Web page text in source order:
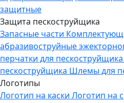
защитные
Защита пескоструйщика
Запасные части
абразивоструйные
перчатки для пескоструйщика
пескоструйщика Шлемы для
Логотипы
Логотип на каски Логотип на